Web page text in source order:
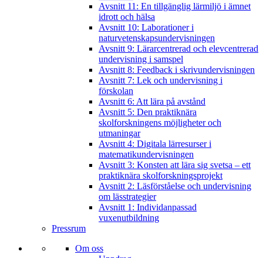
Avsnitt 11: En tillgänglig lärmiljö i ämnet
idrott och hälsa
Avsnitt 10: Laborationer i
naturvetenskapsundervisningen
Avsnitt 9: Lärarcentrerad och elevcentrerad
undervisning i samspel
Avsnitt 8: Feedback i skrivundervisningen
Avsnitt 7: Lek och undervisning i
förskolan
Avsnitt 6: Att lära på avstånd
Avsnitt 5: Den praktiknära
skolforskningens möjligheter och
utmaningar
Avsnitt 4: Digitala lärresurser i
matematikundervisningen
Avsnitt 3: Konsten att lära sig svetsa – ett
praktiknära skolforskningsprojekt
Avsnitt 2: Läsförståelse och undervisning
om lässtrategier
Avsnitt 1: Individanpassad
vuxenutbildning
Pressrum
Om oss